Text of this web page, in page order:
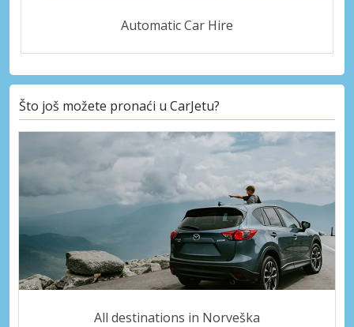
Automatic Car Hire
Što još možete pronaći u CarJetu?
All destinations in Norveška